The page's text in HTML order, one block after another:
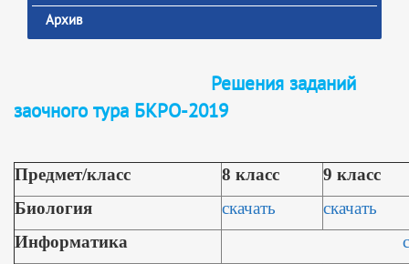
Архив
Решения заданий
заочного тура БКРО-2019
Предмет/класс 8 класс
9 класс
Биология
скачать
скачать
Информатика